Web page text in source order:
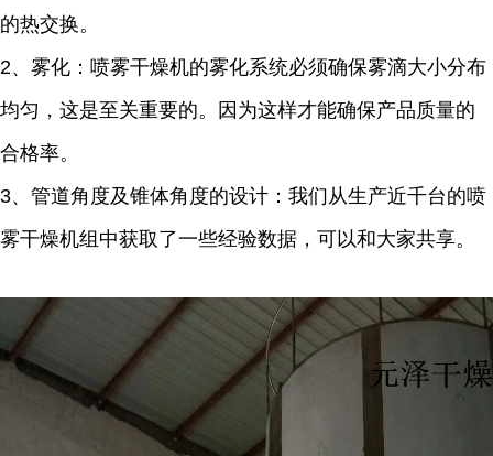
的热交换。
2、雾化：喷雾干燥机的雾化系统必须确保雾滴大小分布
均匀，这是至关重要的。因为这样才能确保产品质量的
合格率。
3、管道角度及锥体角度的设计：我们从生产近千台的喷
雾干燥机组中获取了一些经验数据，可以和大家共享。